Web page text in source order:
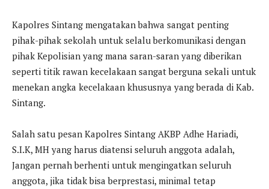
Kapolres Sintang mengatakan bahwa sangat penting
pihak-pihak sekolah untuk selalu berkomunikasi dengan
pihak Kepolisian yang mana saran-saran yang diberikan
seperti titik rawan kecelakaan sangat berguna sekali untuk
menekan angka kecelakaan khususnya yang berada di Kab.
Sintang.
Salah satu pesan Kapolres Sintang AKBP Adhe Hariadi,
S.I.K, MH yang harus diatensi seluruh anggota adalah,
Jangan pernah berhenti untuk mengingatkan seluruh
anggota, jika tidak bisa berprestasi, minimal tetap